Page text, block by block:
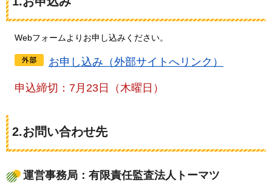
Webフォームよりお申し込みください。
お申し込み（外部サイトへリンク）
申込締切：7月23日（木曜日）
2.お問い合わせ先
運営事務局：有限責任監査法人トーマツ